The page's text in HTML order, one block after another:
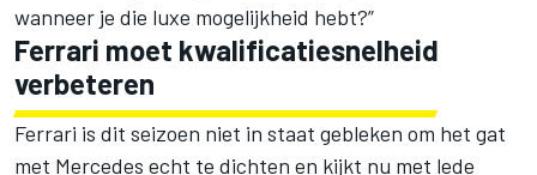
wanneer je die luxe mogelijkheid hebt?”
Ferrari moet kwalificatiesnelheid
verbeteren
Ferrari is dit seizoen niet in staat gebleken om het gat
met Mercedes echt te dichten en kijkt nu met lede